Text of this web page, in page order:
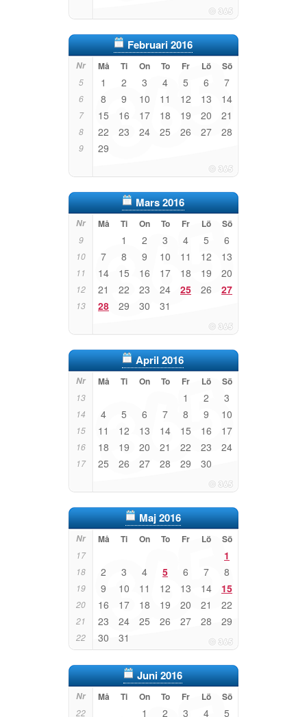
Februari 2016
Nr Må Ti On To Fr Lö Sö
5 1 2 3 4 5 6 7
6 8 9 10 11 12 13 14
7 15 16 17 18 19 20 21
8 22 23 24 25 26 27 28
9 29
Mars 2016
Nr Må Ti On To Fr Lö Sö
9 1 2 3 4 5 6
10 7 8 9 10 11 12 13
11 14 15 16 17 18 19 20
12 21 22 23 24 25 26 27
13 28 29 30 31
April 2016
Nr Må Ti On To Fr Lö Sö
13 1 2 3
14 4 5 6 7 8 9 10
15 11 12 13 14 15 16 17
16 18 19 20 21 22 23 24
17 25 26 27 28 29 30
Maj 2016
Nr Må Ti On To Fr Lö Sö
17 1
18 2 3 4 5 6 7 8
19 9 10 11 12 13 14 15
20 16 17 18 19 20 21 22
21 23 24 25 26 27 28 29
22 30 31
Juni 2016
Nr Må Ti On To Fr Lö Sö
22 1 2 3 4 5